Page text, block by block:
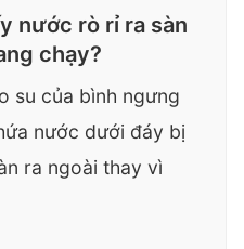
nước rò rỉ ra sàn
chạy?
su của bình ngưng
nước dưới đáy bị
ra ngoài thay vì